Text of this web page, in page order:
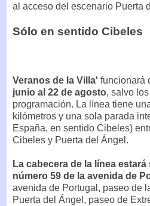
al acceso del escenario Puerta
Sólo en sentido Cibeles
Veranos de la Villa' funcionará
junio al 22 de agosto, salvo
programación. La línea tiene
kilómetros y una sola parada
España, en sentido Cibeles)
Cibeles y Puerta del Ángel.
La cabecera de la línea estará
número 59 de la avenida de
avenida de Portugal, paseo de
Puerta del Ángel, paseo de